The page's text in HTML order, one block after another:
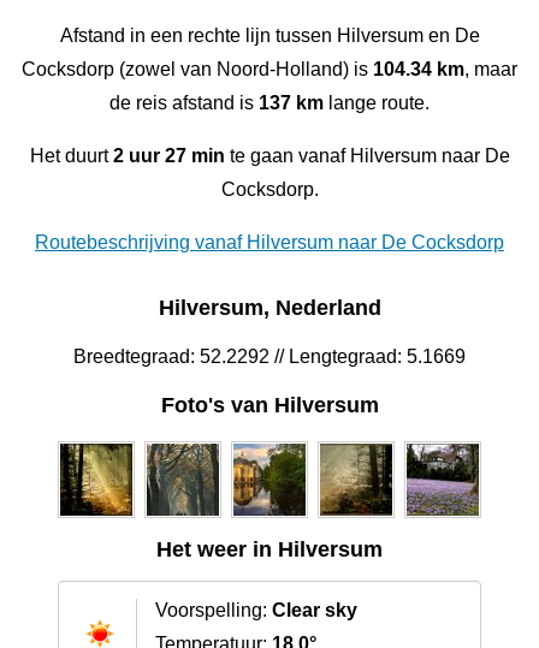
Afstand in een rechte lijn tussen Hilversum en De
Cocksdorp (zowel van Noord-Holland) is 104.34 km, maar
de reis afstand is 137 km lange route.
Het duurt2 uur 27 min te gaan vanaf Hilversum naar De
Cocksdorp.
Routebeschrijving vanaf Hilversum naar De Cocksdorp
Hilversum, Nederland
Breedtegraad: 52.2292 // Lengtegraad: 5.1669
Foto's van Hilversum
Het weer in Hilversum
Voorspelling: Clear sky